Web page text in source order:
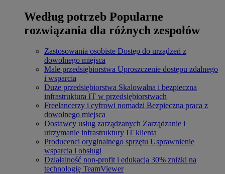
Według potrzeb Popularne
rozwiązania dla różnych zespołów
Zastosowania osobiste Dostęp do urządzeń z
dowolnego miejsca
Małe przedsiębiorstwa Uproszczenie dostępu zdalnego
i wsparcia
Duże przedsiębiorstwa Skalowalna i bezpieczna
infrastruktura IT w przedsiębiorstwach
Freelancerzy i cyfrowi nomadzi Bezpieczna praca z
dowolnego miejsca
Dostawcy usług zarządzanych Zarządzanie i
utrzymanie infrastruktury IT klienta
Producenci oryginalnego sprzętu Usprawnienie
wsparcia i obsługi
Działalność non-profit i edukacja 30% zniżki na
technologię TeamViewer